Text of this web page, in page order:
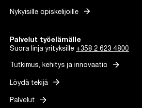
Nykyisille opiskelijoille arrow_forward
Palvelut työelämälle
Suora linja yrityksille +358 2 623 4800
Tutkimus, kehitys ja innovaatio arrow_forward
Löydä tekijä arrow_forward
Palvelut arrow_forward